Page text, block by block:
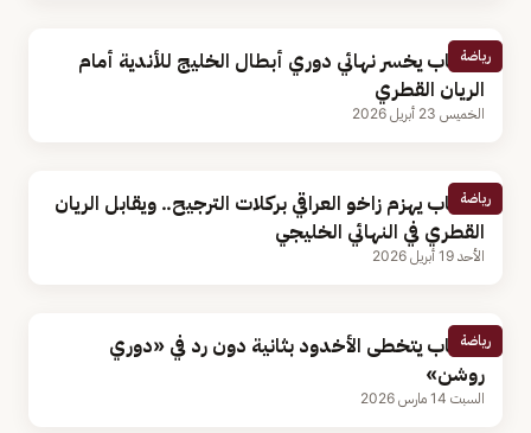
رياضة
الشباب يخسر نهائي دوري أبطال الخليج للأندية أمام
الريان القطري
الخميس 23 أبريل 2026
رياضة
الشباب يهزم زاخو العراقي بركلات الترجيح.. ويقابل الريان
القطري في النهائي الخليجي
الأحد 19 أبريل 2026
رياضة
الشباب يتخطى الأخدود بثانية دون رد في «دوري
روشن»
السبت 14 مارس 2026